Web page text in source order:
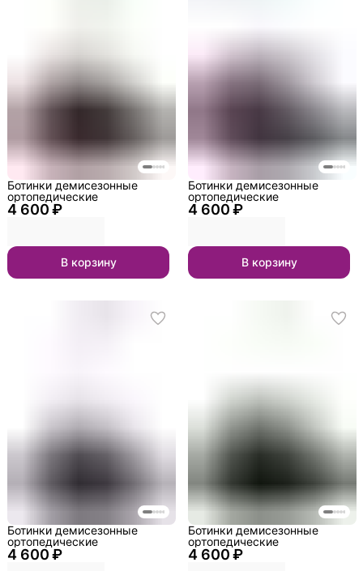
4 600 ₽
Ботинки демисезонные
ортопедические
В корзину
4 600 ₽
Ботинки демисезонные
ортопедические
В корзину
4 600 ₽
Ботинки демисезонные
ортопедические
4 600 ₽
Ботинки демисезонные
ортопедические